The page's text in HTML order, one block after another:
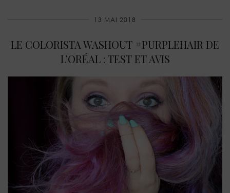
13 MAI 2018
LE COLORISTA WASHOUT #PURPLEHAIR DE
L’ORÉAL : TEST ET AVIS